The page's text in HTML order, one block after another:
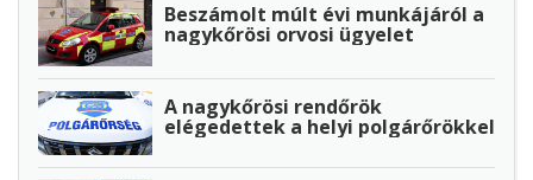
Beszámolt múlt évi munkájáról a
nagykőrösi orvosi ügyelet
A nagykőrösi rendőrök
elégedettek a helyi polgárőrökkel